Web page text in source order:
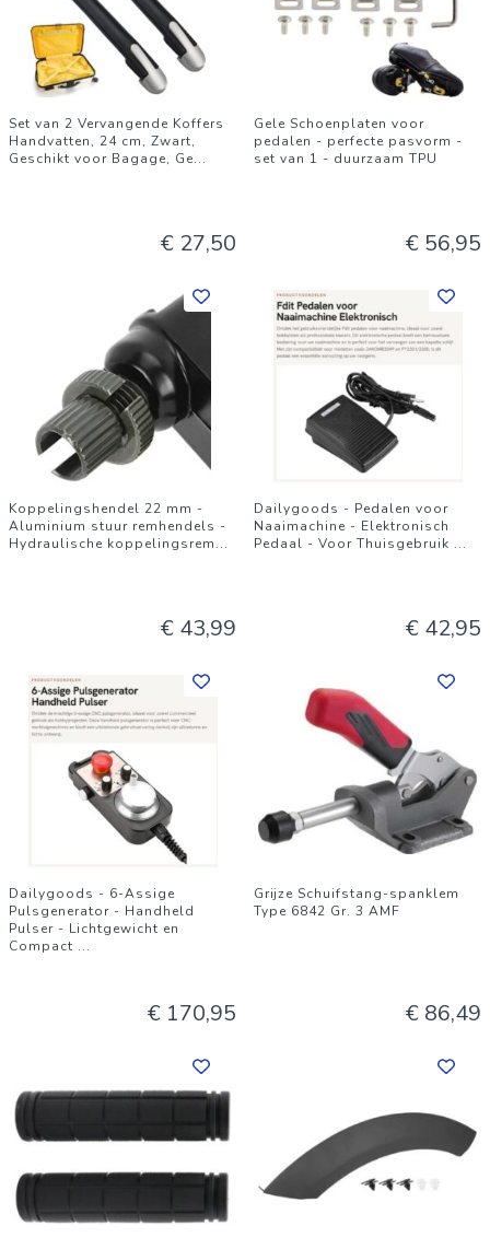
Set van 2 Vervangende Koffers
Handvatten, 24 cm, Zwart,
Geschikt voor Bagage, Ge...
€ 27,50
Gele Schoenplaten voor
pedalen - perfecte pasvorm -
set van 1 - duurzaam TPU
€ 56,95
Koppelingshendel 22 mm -
Aluminium stuur remhendels -
Hydraulische koppelingsrem...
€ 43,99
Dailygoods - Pedalen voor
Naaimachine - Elektronisch
Pedaal - Voor Thuisgebruik ...
€ 42,95
Dailygoods - 6-Assige
Pulsgenerator - Handheld
Pulser - Lichtgewicht en
Compact ...
€ 170,95
Grijze Schuifstang-spanklem
Type 6842 Gr. 3 AMF
€ 86,49